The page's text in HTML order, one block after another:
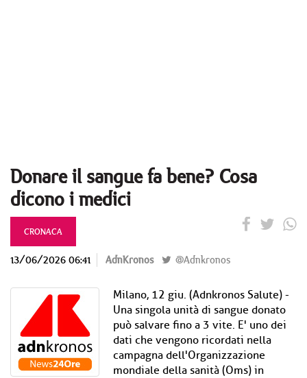
Donare il sangue fa bene? Cosa
dicono i medici
CRONACA
13/06/2026 06:41 AdnKronos @Adnkronos
Milano, 12 giu. (Adnkronos Salute) -
Una singola unità di sangue donato
può salvare fino a 3 vite. E' uno dei
dati che vengono ricordati nella
campagna dell'Organizzazione
mondiale della sanità (Oms) in